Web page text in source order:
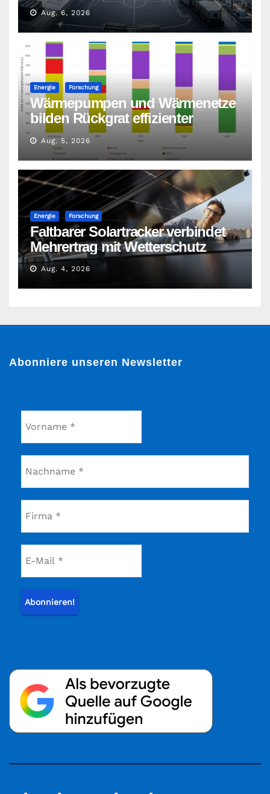
Aug. 6, 2026
Energie Forschung
Wärmepumpen und Wärmenetze
bilden Rückgrat effizienter
Wärmeversorgung
Aug. 5, 2026
Energie Forschung
Faltbarer Solartracker verbindet
Mehrertrag mit Wetterschutz
Aug. 4, 2026
Abonniere unseren Newsletter